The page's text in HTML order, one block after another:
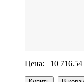
Цена: 10 716.54